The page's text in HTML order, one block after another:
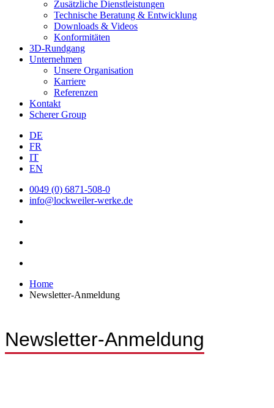
Zusätzliche Dienstleistungen
Technische Beratung & Entwicklung
Downloads & Videos
Konformitäten
3D-Rundgang
Unternehmen
Unsere Organisation
Karriere
Referenzen
Kontakt
Scherer Group
DE
FR
IT
EN
0049 (0) 6871-508-0
info@lockweiler-werke.de
Home
Newsletter-Anmeldung
Newsletter-Anmeldung